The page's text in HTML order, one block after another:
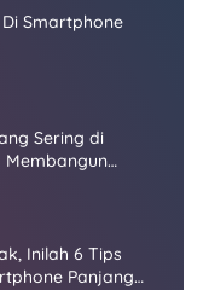
Smartphone
Sering di
Membangun
Inilah 6 Tips
Panjang